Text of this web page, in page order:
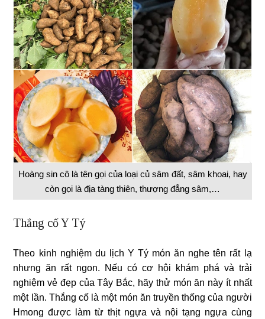
Hoàng sin cô là tên gọi của loại củ sâm đất, sâm khoai, hay
còn gọi là địa tàng thiên, thượng đẳng sâm,…
Thắng cố Y Tý
Theo kinh nghiệm du lịch Y Tý món ăn nghe tên rất lạ
nhưng ăn rất ngon. Nếu có cơ hội khám phá và trải
nghiệm vẻ đẹp của Tây Bắc, hãy thử món ăn này ít nhất
một lần. Thắng cố là một món ăn truyền thống của người
Hmong được làm từ thịt ngựa và nội tạng ngựa cùng